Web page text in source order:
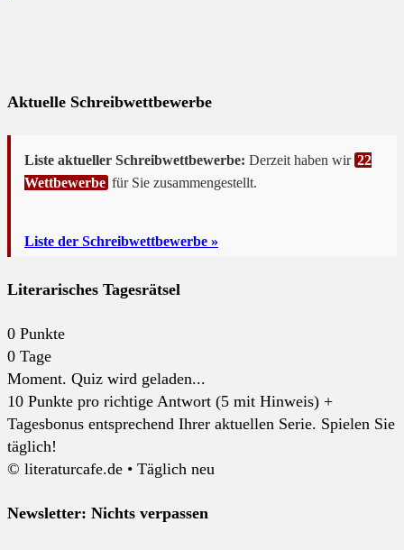
Aktuelle Schreibwettbewerbe
Liste aktueller Schreibwettbewerbe: Derzeit haben wir 22
Wettbewerbe für Sie zusammengestellt.
Liste der Schreibwettbewerbe »
Literarisches Tagesrätsel
0 Punkte
0 Tage
Moment. Quiz wird geladen...
10 Punkte pro richtige Antwort (5 mit Hinweis) +
Tagesbonus entsprechend Ihrer aktuellen Serie. Spielen Sie
täglich!
© literaturcafe.de • Täglich neu
Newsletter: Nichts verpassen